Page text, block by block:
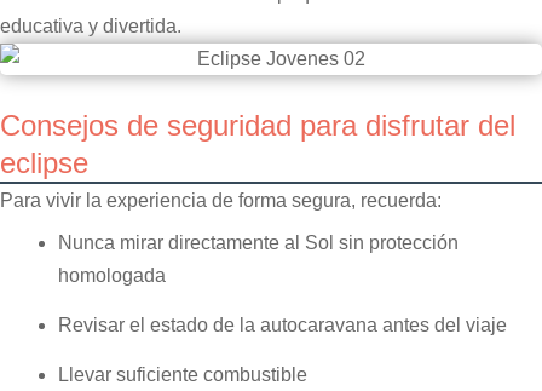
educativa y divertida.
Consejos de seguridad para disfrutar del
eclipse
Para vivir la experiencia de forma segura, recuerda:
Nunca mirar directamente al Sol sin protección
homologada
Revisar el estado de la autocaravana antes del viaje
Llevar suficiente combustible